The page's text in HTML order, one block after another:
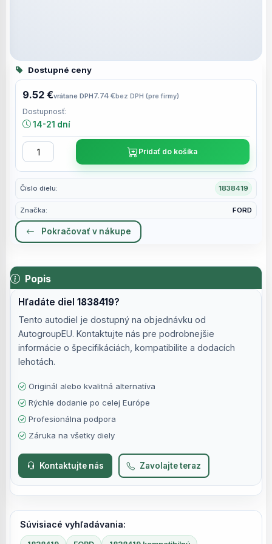
Číslo dielu: 1838419
Značka: FORD
Dostupné ceny
9.52 €vrátane DPH7.74 €bez DPH (pre firmy)
Dostupnosť:
14-21 dní
Pridať do košíka
Pokračovať v nákupe
Popis
Hľadáte diel1838419?
Tento autodiel je dostupný na objednávku od
AutogroupEU. Kontaktujte nás pre podrobnejšie
informácie o špecifikáciách, kompatibilite a dodacích
lehotách.
Originál alebo kvalitná alternatíva
Rýchle dodanie po celej Európe
Profesionálna podpora
Záruka na všetky diely
Kontaktujte nás Zavolajte teraz
Súvisiacé vyhľadávania: